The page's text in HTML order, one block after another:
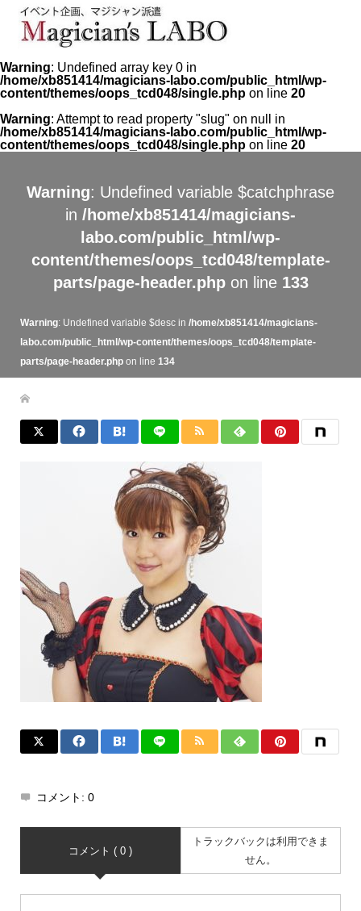
Warning: Undefined array key 0 in
/home/xb851414/magicians-labo.com/public_html/wp-
content/themes/oops_tcd048/single.php on line 20
Warning: Attempt to read property "slug" on null in
/home/xb851414/magicians-labo.com/public_html/wp-
content/themes/oops_tcd048/single.php on line 20
Warning: Undefined variable $catchphrase
in /home/xb851414/magicians-
labo.com/public_html/wp-
content/themes/oops_tcd048/template-
parts/page-header.phpon line 133
Warning: Undefined variable $desc in /home/xb851414/magicians-
labo.com/public_html/wp-content/themes/oops_tcd048/template-
parts/page-header.phpon line 134
コメント: 0
コメント ( 0 )
トラックバックは利用できま
せん。